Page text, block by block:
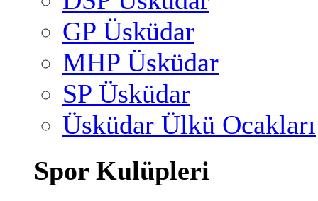
GP Üsküdar
MHP Üsküdar
SP Üsküdar
Üsküdar Ülkü Ocakları
Spor Kulüpleri